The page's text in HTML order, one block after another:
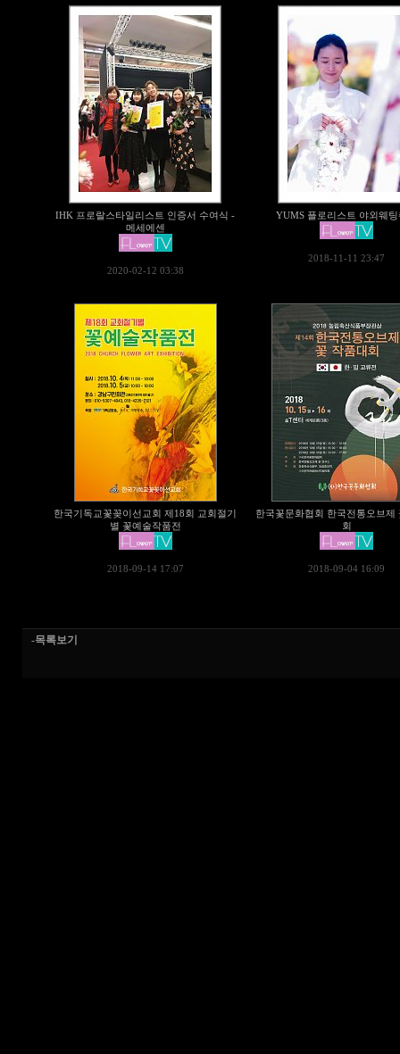
IHK 프로랄스타일리스트 인증서 수여식 -
메세에센
2020-02-12 03:38
YUMS 플로리스트 야외웨팅
2018-11-11 23:47
한국기독교꽃꽂이선교회 제18회 교회절기
별 꽃예술작품전
2018-09-14 17:07
한국꽃문화협회 한국전통오브제
회
2018-09-04 16:09
-목록보기